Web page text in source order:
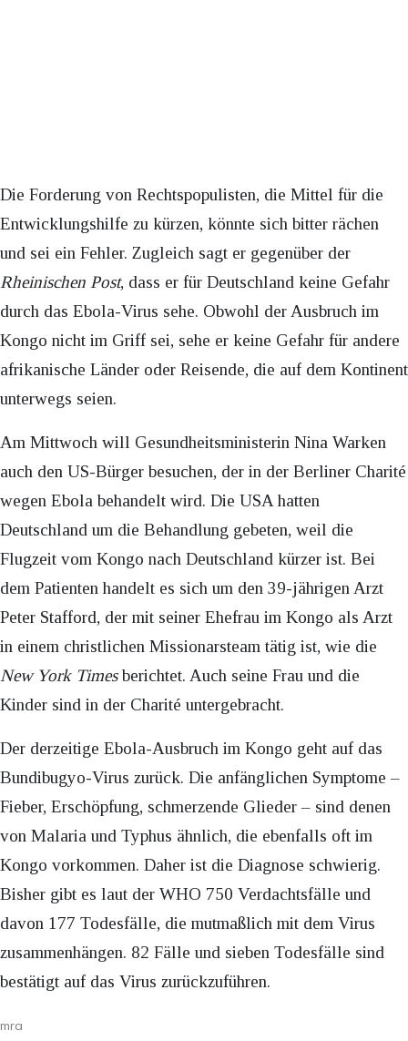
Die Forderung von Rechtspopulisten, die Mittel für die
Entwicklungshilfe zu kürzen, könnte sich bitter rächen
und sei ein Fehler. Zugleich sagt er gegenüber der
Rheinischen Post, dass er für Deutschland keine Gefahr
durch das Ebola-Virus sehe. Obwohl der Ausbruch im
Kongo nicht im Griff sei, sehe er keine Gefahr für andere
afrikanische Länder oder Reisende, die auf dem Kontinent
unterwegs seien.
Am Mittwoch will Gesundheitsministerin Nina Warken
auch den US-Bürger besuchen, der in der Berliner Charité
wegen Ebola behandelt wird. Die USA hatten
Deutschland um die Behandlung gebeten, weil die
Flugzeit vom Kongo nach Deutschland kürzer ist. Bei
dem Patienten handelt es sich um den 39-jährigen Arzt
Peter Stafford, der mit seiner Ehefrau im Kongo als Arzt
in einem christlichen Missionarsteam tätig ist, wie die
New York Timesberichtet. Auch seine Frau und die
Kinder sind in der Charité untergebracht.
Der derzeitige Ebola-Ausbruch im Kongo geht auf das
Bundibugyo-Virus zurück. Die anfänglichen Symptome –
Fieber, Erschöpfung, schmerzende Glieder – sind denen
von Malaria und Typhus ähnlich, die ebenfalls oft im
Kongo vorkommen. Daher ist die Diagnose schwierig.
Bisher gibt es laut der WHO 750 Verdachtsfälle und
davon 177 Todesfälle, die mutmaßlich mit dem Virus
zusammenhängen. 82 Fälle und sieben Todesfälle sind
bestätigt auf das Virus zurückzuführen.
mra